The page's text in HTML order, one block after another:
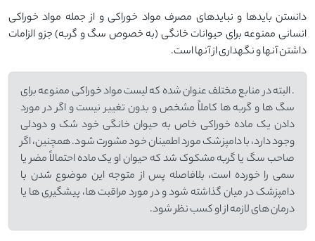
دانستن بایدها و نبایدهای مصرف مواد خوراکی و از جمله مواد خوراکی
انسانی ممنوعه برای حیوانات خانگی (به خصوص سگ و گربه) جزو الزامات
داشتن آنها و نگهداری از آنها است.
. البته در منابع مختلف عنوان شده که لیست مواد خوراکی ممنوعه برای
سگ ها و گربه ها کاملاً مشخص و بدون تغییر نیست و اگر در مورد
دادن یک ماده خوراکی خاص به حیوان خانگی خود شک و دودلی
وجود دارد، با دامپزشک مورد اطمینان خود مشورت شود. همچنین، اگر
صاحب سگ یا گربه مشکوک شد که حیوان او یک ماده احتمالاً مضر یا
سمی را خورده است، بلافاصله پس از متوجه این موضوع شدن با
دامپزشک در میان گذاشته شود و در مورد مراقبت ها، پیشگیری ها یا
درمان های لازمه از او کسب نظر شود.